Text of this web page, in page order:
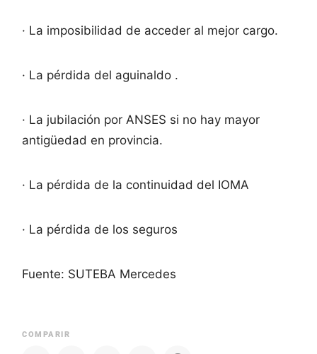
· La imposibilidad de acceder al mejor cargo.
· La pérdida del aguinaldo .
· La jubilación por ANSES si no hay mayor
antigüedad en provincia.
· La pérdida de la continuidad del IOMA
· La pérdida de los seguros
Fuente: SUTEBA Mercedes
COMPARIR